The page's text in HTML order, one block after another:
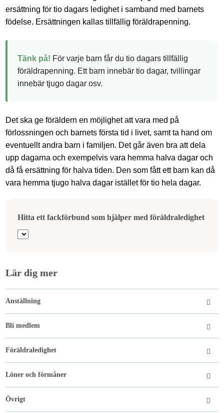
ersättning för tio dagars ledighet i samband med barnets
födelse. Ersättningen kallas tillfällig föräldrapenning.
Tänk på! För varje barn får du tio dagars tillfällig
föräldrapenning. Ett barn innebär tio dagar, tvillingar
innebär tjugo dagar osv.
Det ska ge föräldern en möjlighet att vara med på
förlossningen och barnets första tid i livet, samt ta hand om
eventuellt andra barn i familjen. Det går även bra att dela
upp dagarna och exempelvis vara hemma halva dagar och
då få ersättning för halva tiden. Den som fått ett barn kan då
vara hemma tjugo halva dagar istället för tio hela dagar.
Hitta ett fackförbund som hjälper med föräldraledighet
Lär dig mer
Anställning
Bli medlem
Föräldraledighet
Löner och förmåner
Övrigt